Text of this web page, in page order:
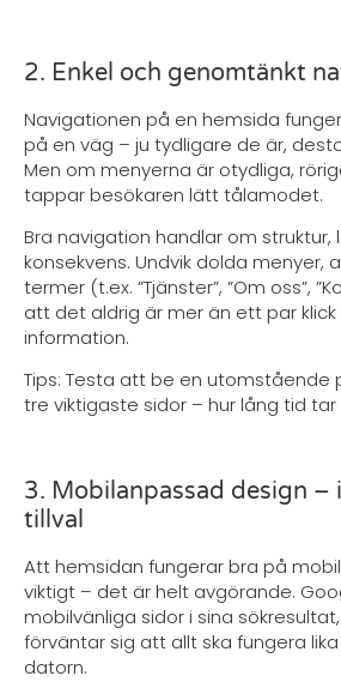
2. Enkel och genomtänkt
Navigationen på en hemsida
på en väg – ju tydligare de är,
Men om menyerna är otydliga,
tappar besökaren lätt tålamodet.
Bra navigation handlar om struktur,
konsekvens. Undvik dolda menyer,
termer (t.ex. ”Tjänster”, ”Om oss”,
att det aldrig är mer än ett par klick
information.
Tips: Testa att be en utomstående
tre viktigaste sidor – hur lång tid tar
3. Mobilanpassad design –
tillval
Att hemsidan fungerar bra på
viktigt – det är helt avgörande.
mobilvänliga sidor i sina
förväntar sig att allt ska fungera
datorn.